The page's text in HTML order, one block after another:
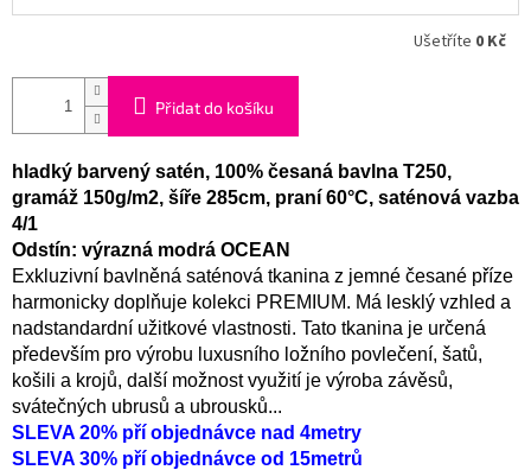
Ušetříte 0 Kč
Přidat do košíku
hladký barvený satén, 100% česaná bavlna T250,
gramáž 150g/m2, šíře 285cm, praní 60°C, saténová vazba
4/1
Odstín: výrazná modrá OCEAN
Exkluzivní bavlněná saténová tkanina z jemné česané příze
harmonicky doplňuje kolekci PREMIUM. Má lesklý vzhled a
nadstandardní užitkové vlastnosti. Tato tkanina je určená
především pro výrobu luxusního ložního povlečení, šatů,
košili a krojů, další možnost využití je výroba závěsů,
svátečných ubrusů a ubrousků...
SLEVA 20% pří objednávce nad 4metry
SLEVA 30% pří objednávce od 15metrů